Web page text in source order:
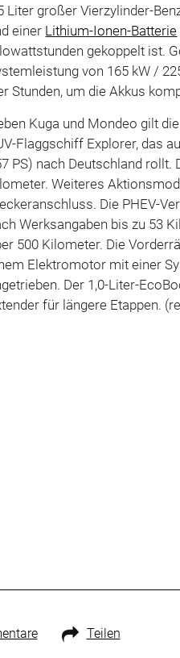
Liter großer Vierzylinder-
einer Lithium-Ionen-Batterie
gekoppelt ist.
von 165 kW /
Stunden, um die Akkus
Kuga und Mondeo gilt
Flaggschiff Explorer, das
PS) nach Deutschland rollt.
Weiteres
Die PHEV-
Werksangaben bis zu 53
500 Kilometer. Die
Elektromotor mit einer
Der 1,0-Liter-
für längere Etappen.
Teilen